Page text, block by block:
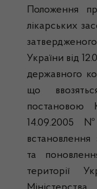
Положення
лікарських
України від
державного
що
постановою
14.09.2005
та
території